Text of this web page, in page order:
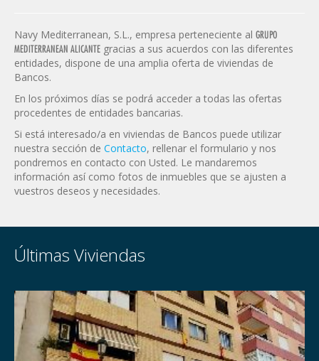
Navy Mediterranean, S.L., empresa perteneciente al GRUPO
MEDITERRANEAN ALICANTE gracias a sus acuerdos con las diferentes
entidades, dispone de una amplia oferta de viviendas de
Bancos.
En los próximos días se podrá acceder a todas las ofertas
procedentes de entidades bancarias.
Si está interesado/a en viviendas de Bancos puede utilizar
nuestra sección de Contacto, rellenar el formulario y nos
pondremos en contacto con Usted. Le mandaremos
información así como fotos de inmuebles que se ajusten a
vuestros deseos y necesidades.
Últimas Viviendas